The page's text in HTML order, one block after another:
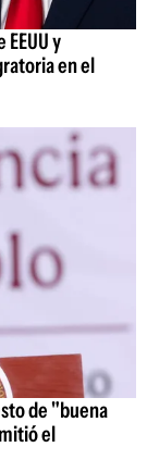
y
en el
de "buena
el